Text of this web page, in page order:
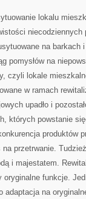
lokalu
niecodziennych
na barkach
pomysłów na
czyli lokale
w ramach
upadło i
których powstanie
produktów
przetrwanie.
i majestatem.
funkcje.
na